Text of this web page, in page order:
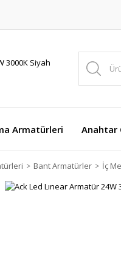
Armatürleri Anahtar
Bant Armatürler İç